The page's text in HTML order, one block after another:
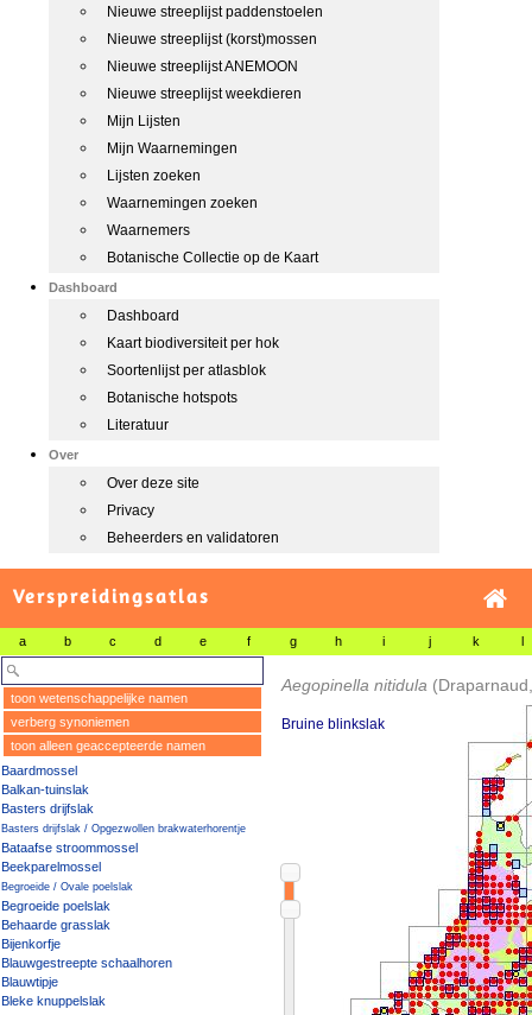
Nieuwe streeplijst paddenstoelen
Nieuwe streeplijst (korst)mossen
Nieuwe streeplijst ANEMOON
Nieuwe streeplijst weekdieren
Mijn Lijsten
Mijn Waarnemingen
Lijsten zoeken
Waarnemingen zoeken
Waarnemers
Botanische Collectie op de Kaart
Dashboard
Dashboard
Kaart biodiversiteit per hok
Soortenlijst per atlasblok
Botanische hotspots
Literatuur
Over
Over deze site
Privacy
Beheerders en validatoren
Verspreidingsatlas
a b c d e f g h i j k l
toon wetenschappelijke namen
verberg synoniemen
toon alleen geaccepteerde namen
Baardmossel
Balkan-tuinslak
Basters drijfslak
Basters drijfslak / Opgezwollen brakwaterhorentje
Bataafse stroommossel
Beekparelmossel
Begroeide / Ovale poelslak
Begroeide poelslak
Behaarde grasslak
Bijenkorfje
Blauwgestreepte schaalhoren
Blauwtipje
Bleke knuppelslak
Aegopinella nitidula
Bruine blinkslak